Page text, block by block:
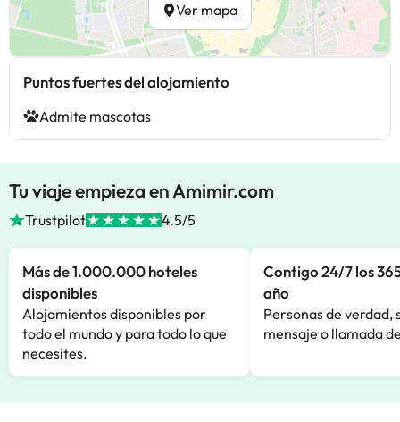
Ver mapa
Puntos fuertes del alojamiento
Admite mascotas
Tu viaje empieza en Amimir.com
Trustpilot 4.5/5
Más de 1.000.000 hoteles
disponibles
Alojamientos disponibles por
todo el mundo y para todo lo que
necesites.
Contigo 24/7 los
año
Personas de verdad,
mensaje o llamada